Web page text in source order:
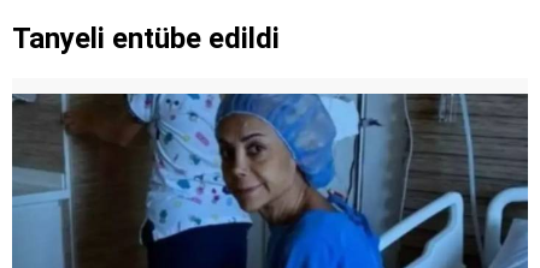
mont arıyor
Tanyeli entübe edildi